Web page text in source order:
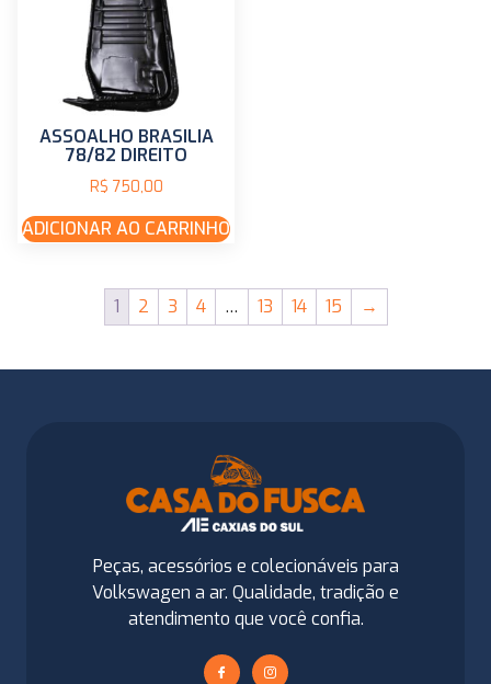
ASSOALHO BRASILIA
78/82 DIREITO
R$ 750,00
ADICIONAR AO CARRINHO
1 2 3 4 … 13 14 15 →
Peças, acessórios e colecionáveis para
Volkswagen a ar. Qualidade, tradição e
atendimento que você confia.